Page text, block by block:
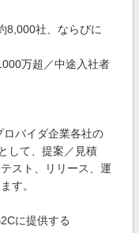
8,000社、ならびに
万超／中途入社者
バイダ企業各社の
して、提案／見積
スト、リリース、運
す。
に提供する